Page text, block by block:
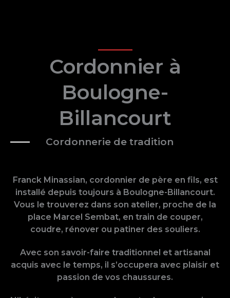
Cordonnier à
Boulogne-
Billancourt
Cordonnerie de tradition
Franck Minassian, cordonnier de père en fils, est
installé depuis toujours à Boulogne-Billancourt.
Vous le trouverez dans son atelier, proche de la
place Marcel Sembat, en train de couper,
coudre, rénover ou patiner des souliers.
Avec son savoir-faire traditionnel et artisanal
acquis avec le temps, il s’occupera avec plaisir et
passion de vos chaussures.